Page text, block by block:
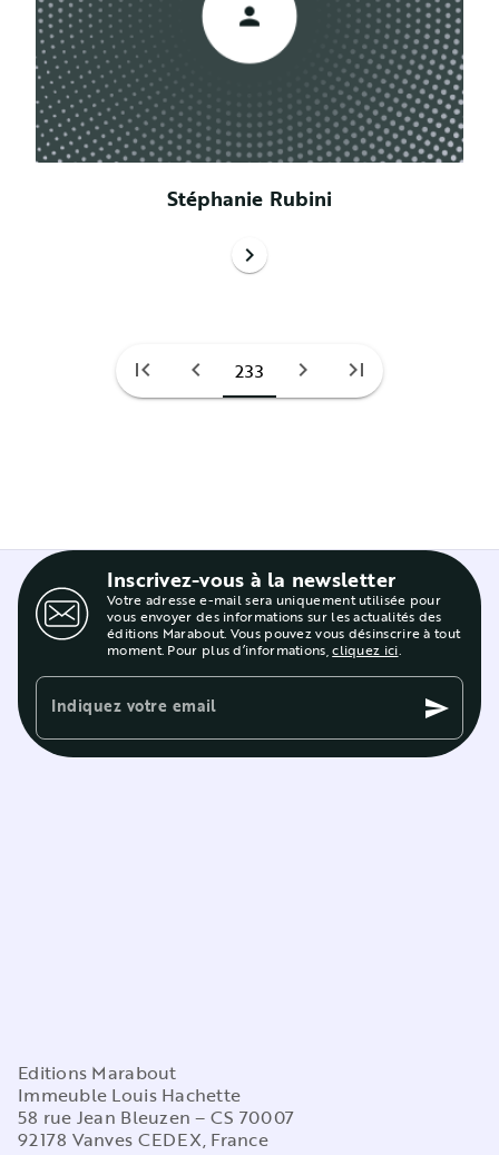
Stéphanie Rubini
chevron_right
first_page chevron_left 233 chevron_right last_page
Inscrivez-vous à la newsletter
Votre adresse e-mail sera uniquement utilisée pour
vous envoyer des informations sur les actualités des
éditions Marabout. Vous pouvez vous désinscrire à tout
moment. Pour plus d’informations,cliquez ici.
Indiquez votre email send
Editions Marabout
Immeuble Louis Hachette
58 rue Jean Bleuzen – CS 70007
92178 Vanves CEDEX, France